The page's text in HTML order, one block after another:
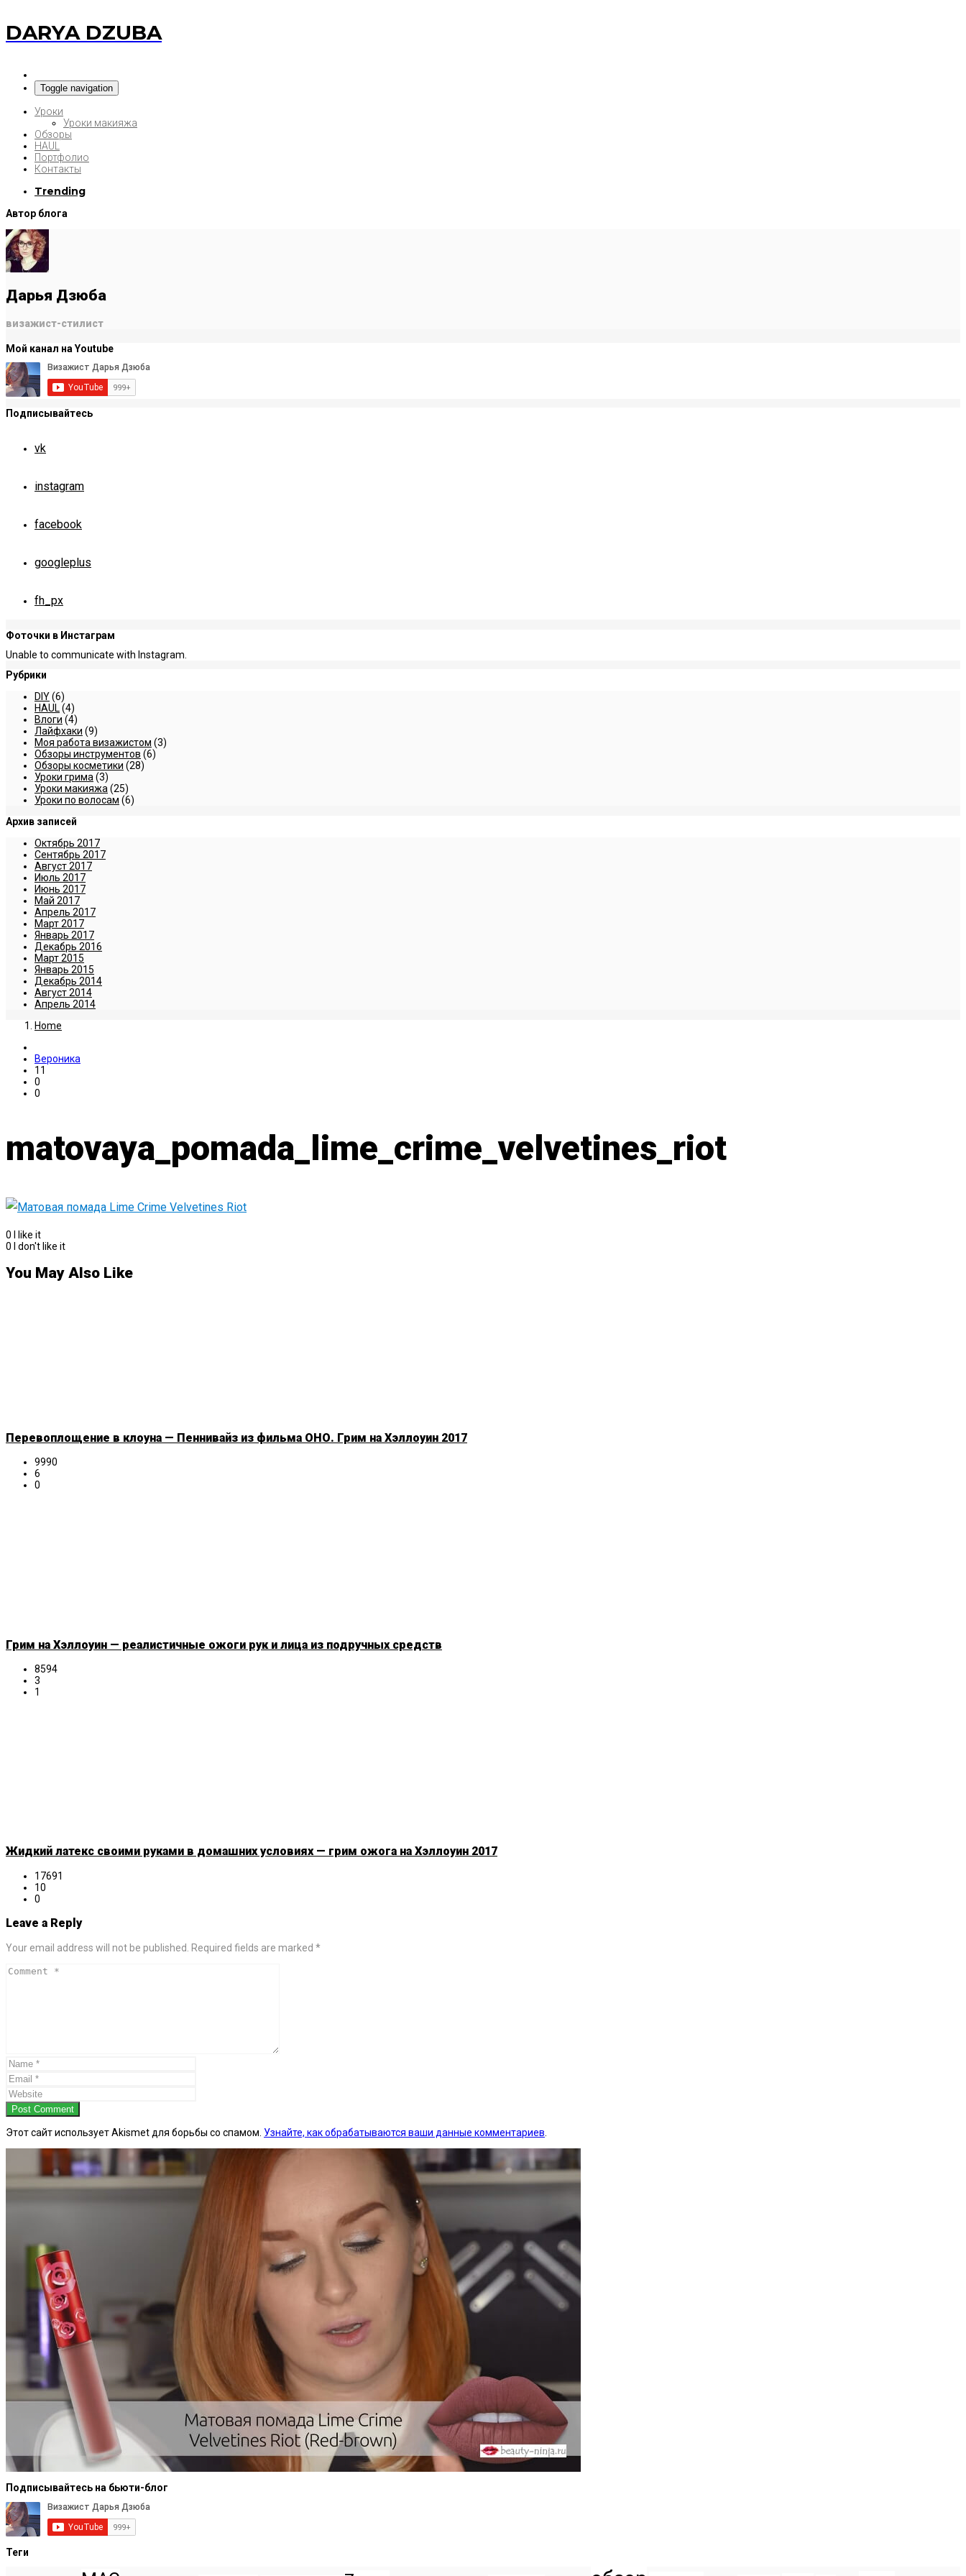
DARYA DZUBA
Toggle navigation
Уроки
Уроки макияжа
Обзоры
HAUL
Портфолио
Контакты
Trending
Автор блога
Дарья Дзюба
визажист-стилист
Мой канал на Youtube
Подписывайтесь
vk
instagram
facebook
googleplus
fh_px
Фоточки в Инстаграм
Unable to communicate with Instagram.
Рубрики
DIY(6)
HAUL (4)
Влоги (4)
Лайфхаки (9)
Моя работа визажистом (3)
Обзоры инструментов (6)
Обзоры косметики (28)
Уроки грима (3)
Уроки макияжа (25)
Уроки по волосам (6)
Архив записей
Октябрь 2017
Сентябрь 2017
Август 2017
Июль 2017
Июнь 2017
Май 2017
Апрель 2017
Март 2017
Январь 2017
Декабрь 2016
Март 2015
Январь 2015
Декабрь 2014
Август 2014
Апрель 2014
Home
Вероника
11
0
0
matovaya_pomada_lime_crime_velvetines_riot
0
I like it
0
I don't like it
You May Also Like
Перевоплощение в клоуна — Пеннивайз из фильма ОНО. Грим на Хэллоуин 2017
9990
6
0
Грим на Хэллоуин — реалистичные ожоги рук и лица из подручных средств
8594
3
1
Жидкий латекс своими руками в домашних условиях — грим ожога на Хэллоуин 2017
17691
10
0
Leave a Reply
Your email address will not be published. Required fields are marked *
Post Comment
Этот сайт использует Akismet для борьбы со спамом. Узнайте, как обрабатываются ваши данные комментариев
Подписывайтесь на бьюти-блог
Теги